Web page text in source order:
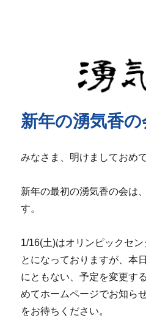
湧気行
新年の湧気香の
みなさま、明けましておめ
新年の最初の湧気香の会は
す。
1/16(土)はオリンピックセ
とになっておりますが、本
にともない、予定を変更す
めてホームページでお知ら
をお待ちください。